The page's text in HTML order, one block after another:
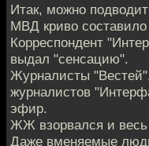
Итак, можно
МВД криво
Корреспондент
выдал "сенсацию".
Журналисты
журналистов
эфир.
ЖЖ взорвался и
Даже вменяемые